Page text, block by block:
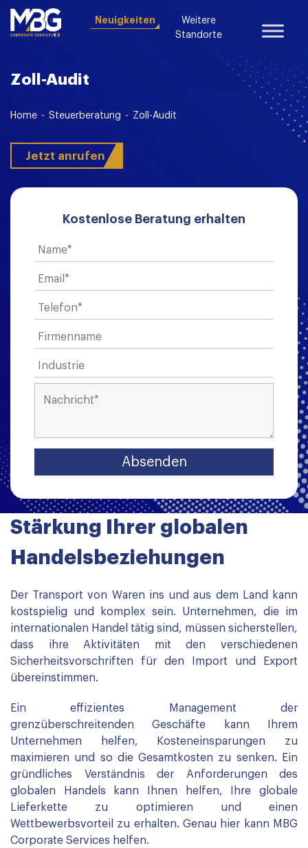
Neuigkeiten
Weitere
Standorte
Zoll-Audit
Home - Steuerberatung - Zoll-Audit
Jetzt anrufen
Kostenlose Beratung erhalten
Stärkung Ihrer globalen
Handelsbeziehungen
Der Transport von Waren ins und aus dem Land kann
kostspielig und komplex sein. Unternehmen, die im
internationalen Handel tätig sind, müssen sicherstellen,
dass ihre Aktivitäten mit den verschiedenen
Sicherheitsvorschriften für den Import und Export
übereinstimmen.
Ein effizientes Management der
grenzüberschreitenden Geschäfte kann Ihrem
Unternehmen helfen, Kosteneinsparungen zu
maximieren und so die Gesamtkosten zu senken. Ein
gründliches Verständnis der Anforderungen des
globalen Handels kann Ihnen helfen, Ihre globale
Lieferkette zu optimieren und einen
Wettbewerbsvorteil zu erhalten. Genau hier kann MBG
Corporate Services helfen.